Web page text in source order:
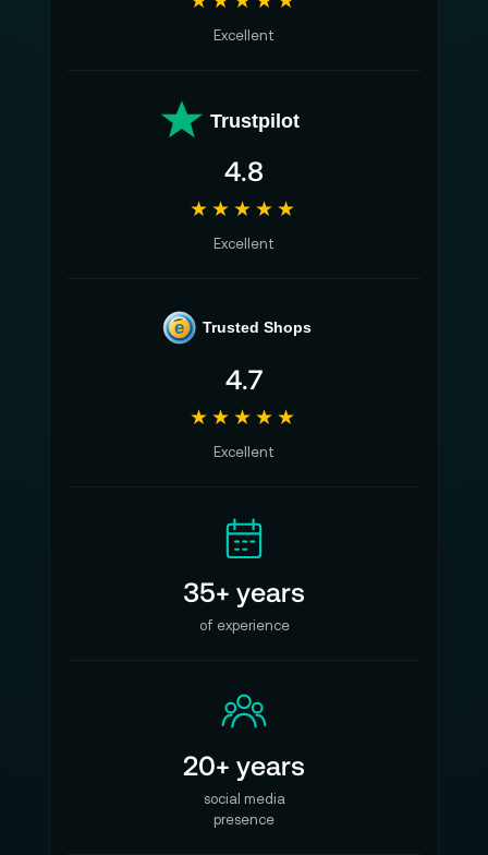
Excellent
Trustpilot
4.8
★★★★★
Excellent
e Trusted Shops
4.7
★★★★★
Excellent
35+ years
of experience
20+ years
social media
presence